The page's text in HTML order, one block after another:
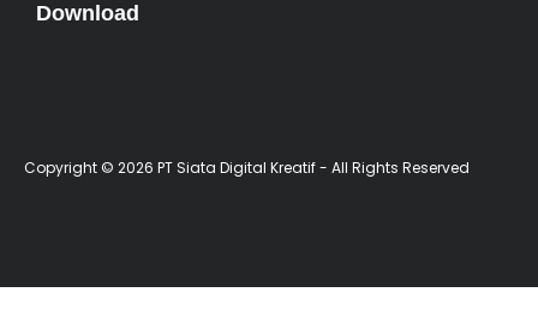
Download
Copyright © 2026 PT Siata Digital Kreatif - All Rights Reserved